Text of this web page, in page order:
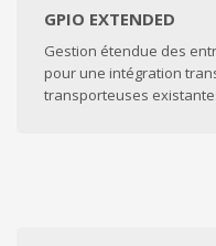
GPIO EXTENDED
Gestion étendue des
pour une intégration
transporteuses